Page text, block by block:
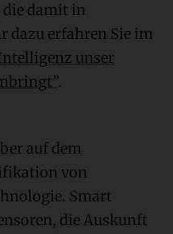
die damit in
dazu erfahren Sie im
unser
.
auf dem
von
Smart
die Auskunft